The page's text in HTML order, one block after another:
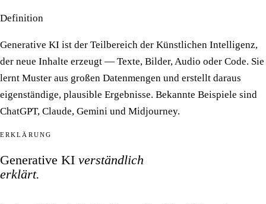
Definition
Generative KI ist der Teilbereich der Künstlichen Intelligenz,
der neue Inhalte erzeugt — Texte, Bilder, Audio oder Code. Sie
lernt Muster aus großen Datenmengen und erstellt daraus
eigenständige, plausible Ergebnisse. Bekannte Beispiele sind
ChatGPT, Claude, Gemini und Midjourney.
ERKLÄRUNG
Generative KI verständlich
erklärt.